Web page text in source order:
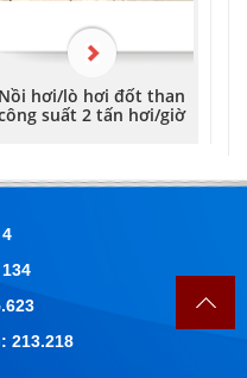
Nồi hơi/lò hơi đốt than
suất 2 tấn hơi/giờ
213.218